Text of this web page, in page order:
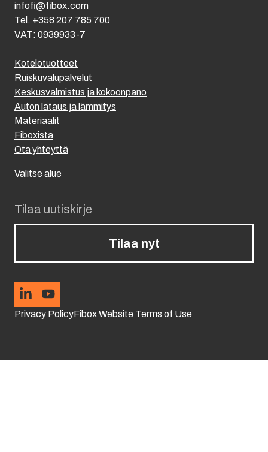
Tilaa uutiskirje
Tilaa nyt
Privacy PolicyFibox Website Terms of Use
Kotelotuotteet
Ruiskuvalupalvelut
Keskusvalmistus ja kokoonpano
Auton lataus ja lämmitys
Materiaalit
Fiboxista
Ota yhteyttä
Valitse alue
infofi@fibox.com
Tel. +358 207 785 700
VAT: 0939933-7